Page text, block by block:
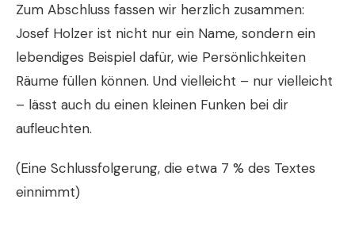
Zum Abschluss fassen wir herzlich zusammen:
Josef Holzer ist nicht nur ein Name, sondern ein
lebendiges Beispiel dafür, wie Persönlichkeiten
Räume füllen können. Und vielleicht – nur vielleicht
– lässt auch du einen kleinen Funken bei dir
aufleuchten.
(Eine Schlussfolgerung, die etwa 7 % des Textes
einnimmt)